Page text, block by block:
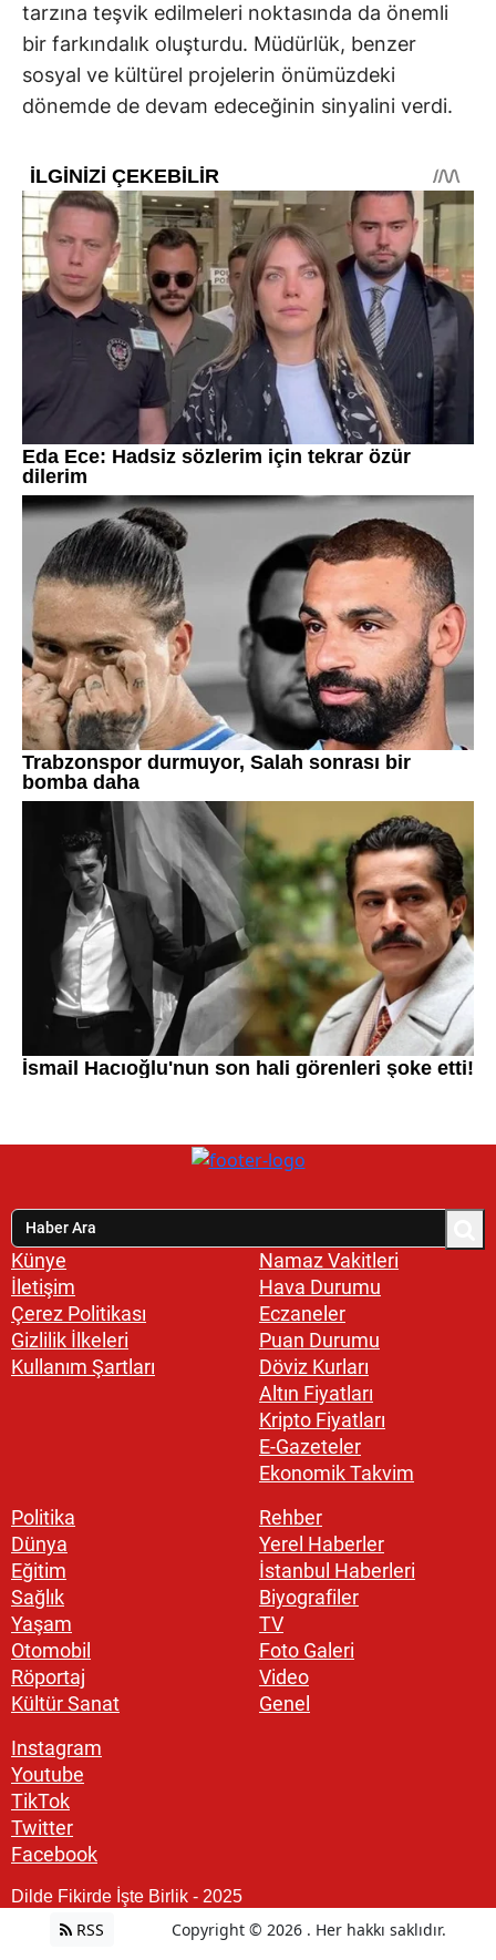
tarzına teşvik edilmeleri noktasında da önemli
bir farkındalık oluşturdu. Müdürlük, benzer
sosyal ve kültürel projelerin önümüzdeki
dönemde de devam edeceğinin sinyalini verdi.
Künye
İletişim
Çerez Politikası
Gizlilik İlkeleri
Kullanım Şartları
Namaz Vakitleri
Hava Durumu
Eczaneler
Puan Durumu
Döviz Kurları
Altın Fiyatları
Kripto Fiyatları
E-Gazeteler
Ekonomik Takvim
Politika
Dünya
Eğitim
Sağlık
Yaşam
Otomobil
Röportaj
Kültür Sanat
Rehber
Yerel Haberler
İstanbul Haberleri
Biyografiler
TV
Foto Galeri
Video
Genel
Instagram
Youtube
TikTok
Twitter
Facebook
Dilde Fikirde İşte Birlik - 2025
RSS Copyright © 2026 . Her hakkı saklıdır.